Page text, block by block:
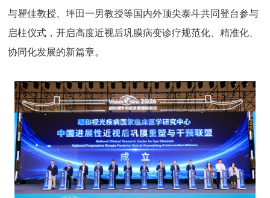
与瞿佳教授、坪田一男教授等国内外顶尖泰斗共同登台参与
启柱仪式，开启高度近视后巩膜病变诊疗规范化、精准化、
协同化发展的新篇章。